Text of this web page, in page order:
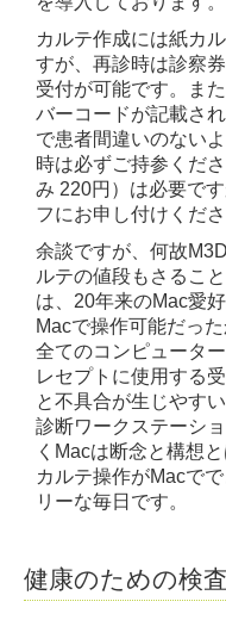
カルテ作成には紙カ
すが、再診時は診察
受付が可能です。ま
バーコードが記載さ
で患者間違いのない
時は必ずご持参くだ
み 220円）は必要で
フにお申し付けくださ
余談ですが、何故
ルテの値段もさるこ
は、20年来のMac愛
Macで操作可能だっ
全てのコンピュータ
レセプトに使用する
と不具合が生じやす
診断ワークステーシ
くMacは断念と構想
カルテ操作がMacで
リーな毎日です。
健康のための検査